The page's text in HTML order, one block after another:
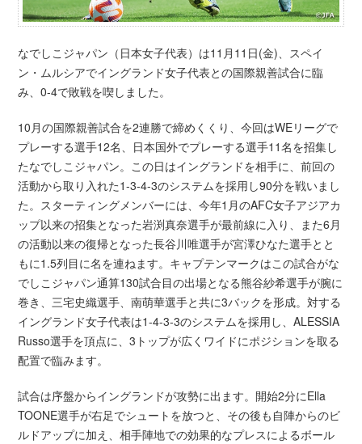
なでしこジャパン（日本女子代表）は11月11日(金)、スペイ
ン・ムルシアでイングランド女子代表との国際親善試合に臨
み、0-4で敗戦を喫しました。
10月の国際親善試合を2連勝で締めくくり、今回はWEリーグで
プレーする選手12名、日本国外でプレーする選手11名を招集し
たなでしこジャパン。この日はイングランドを相手に、前回の
活動から取り入れた1-3-4-3のシステムを採用し90分を戦いまし
た。スターティングメンバーには、今年1月のAFC女子アジアカ
ップ以来の招集となった岩渕真奈選手が最前線に入り、また6月
の活動以来の復帰となった長谷川唯選手が宮澤ひなた選手とと
もに1.5列目に名を連ねます。キャプテンマークはこの試合がな
でしこジャパン通算130試合目の出場となる熊谷紗希選手が腕に
巻き、三宅史織選手、南萌華選手と共に3バックを形成。対する
イングランド女子代表は1-4-3-3のシステムを採用し、ALESSIA
Russo選手を頂点に、3トップが広くワイドにポジションを取る
配置で臨みます。
試合は序盤からイングランドが攻勢に出ます。開始2分にElla
TOONE選手が右足でシュートを放つと、その後も自陣からのビ
ルドアップに加え、相手陣地での効果的なプレスによるボール